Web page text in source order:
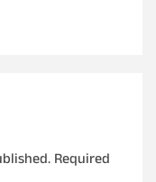
Required